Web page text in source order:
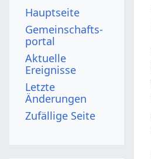
Hauptseite
Gemeinschafts­
portal
Aktuelle
Ereignisse
Letzte
Änderungen
Zufällige Seite